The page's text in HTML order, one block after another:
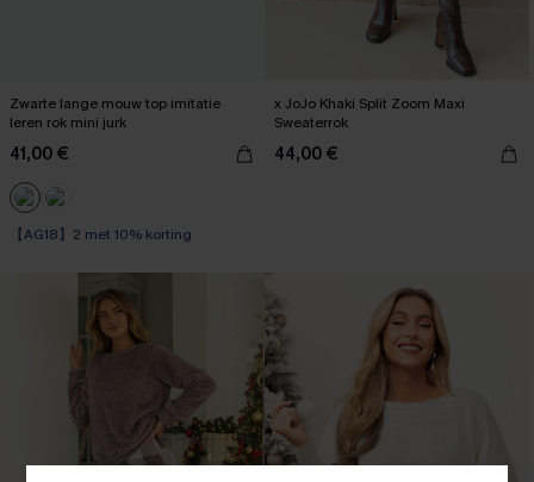
Zwarte lange mouw top imitatie
leren rok mini jurk
41,00 €
【AG18】2 met 10% korting
High Waist
x JoJo Khaki Split Zoom Maxi
Sweaterrok
44,00 €